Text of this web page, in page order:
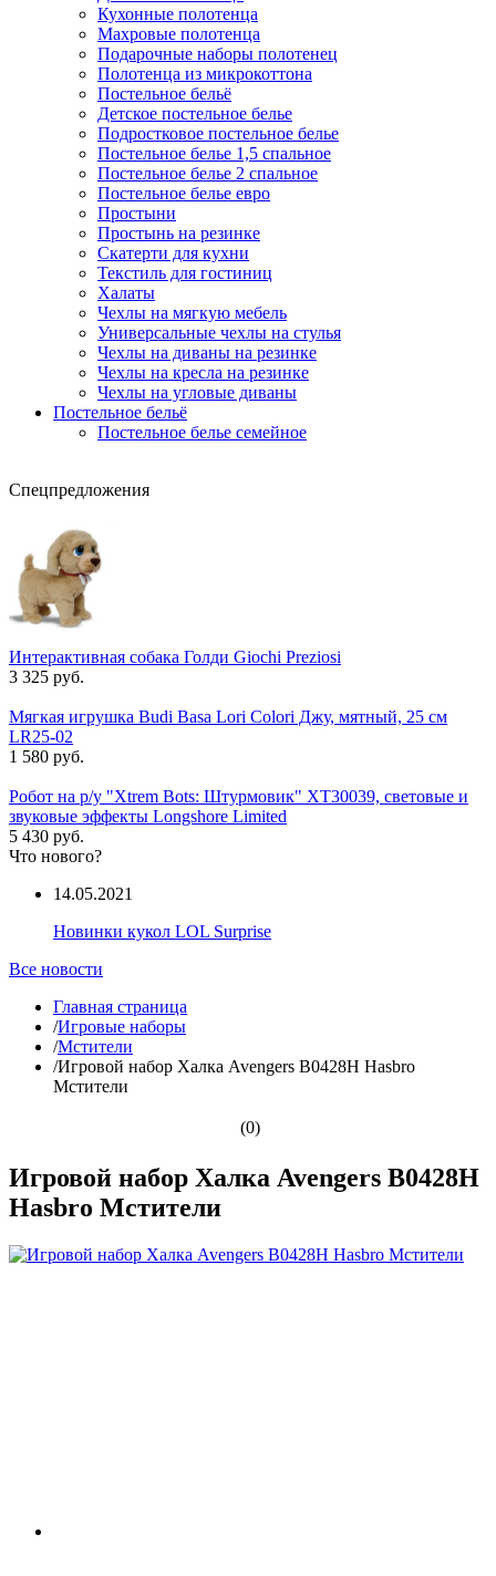
Кухонные полотенца
Махровые полотенца
Подарочные наборы полотенец
Полотенца из микрокоттона
Постельное бельё
Детское постельное белье
Подростковое постельное белье
Постельное белье 1,5 спальное
Постельное белье 2 спальное
Постельное белье евро
Простыни
Простынь на резинке
Скатерти для кухни
Текстиль для гостиниц
Халаты
Чехлы на мягкую мебель
Универсальные чехлы на стулья
Чехлы на диваны на резинке
Чехлы на кресла на резинке
Чехлы на угловые диваны
Постельное бельё
Постельное белье семейное
Спецпредложения
Интерактивная собака Голди Giochi Preziosi
3 325 руб.
Мягкая игрушка Budi Basa Lori Colori Джу, мятный, 25 см
LR25-02
1 580 руб.
Робот на р/у "Xtrem Bots: Штурмовик" XT30039, световые и
звуковые эффекты Longshore Limited
5 430 руб.
Что нового?
14.05.2021
Новинки кукол LOL Surprise
Все новости
Главная страница
/Игровые наборы
/Мстители
/Игровой набор Халка Avengers B0428H Hasbro
Мстители
(0)
Игровой набор Халка Avengers B0428H
Hasbro Мстители